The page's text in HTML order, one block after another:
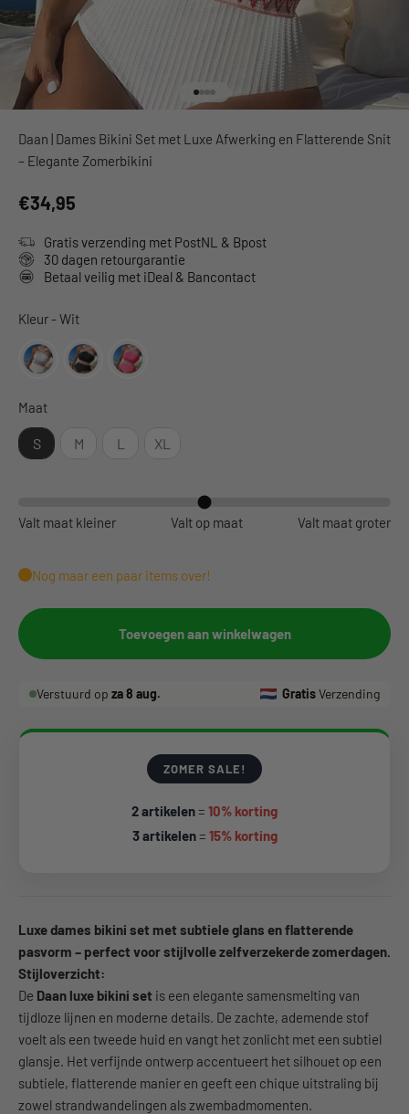
Naar artikel 1
Naar artikel 2
Naar artikel 3
Naar artikel 4
Daan | Dames Bikini Set met Luxe Afwerking en Flatterende Snit
– Elegante Zomerbikini
€34,95
Gratis verzending met PostNL & Bpost
30 dagen retourgarantie
Betaal veilig met iDeal & Bancontact
Kleur-WitKleur
MaatMaat
S M L XL
Valt maat kleiner Valt op maat Valt maat groter
Nog maar een paar items over!
Toevoegen aan winkelwagen
Verstuurd op za 8 aug. GratisVerzending
ZOMER SALE!
2 artikelen= 10% korting
3 artikelen= 15% korting
Luxe dames bikini set met subtiele glans en flatterende
pasvorm – perfect voor stijlvolle zelfverzekerde zomerdagen.
Stijloverzicht:
De Daan luxe bikini set is een elegante samensmelting van
tijdloze lijnen en moderne details. De zachte, ademende stof
voelt als een tweede huid en vangt het zonlicht met een subtiel
glansje. Het verfijnde ontwerp accentueert het silhouet op een
subtiele, flatterende manier en geeft een chique uitstraling bij
zowel strandwandelingen als zwembadmomenten.